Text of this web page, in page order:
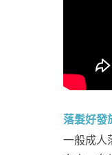
落髮好發
一般成人